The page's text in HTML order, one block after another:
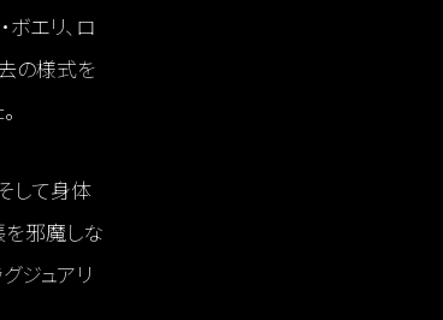
エリ、ロ
去の様式を
して身体
を邪魔しな
ジュアリ